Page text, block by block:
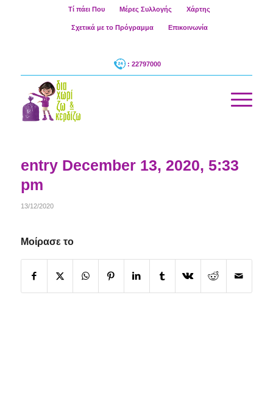
Τί πάει Που Μέρες Συλλογής Χάρτης
Σχετικά με το Πρόγραμμα Επικοινωνία
: 22797000
entry December 13, 2020, 5:33
pm
13/12/2020
Μοίρασε το